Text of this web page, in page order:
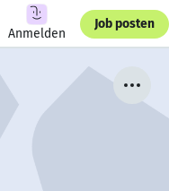
Anmelden
Job posten